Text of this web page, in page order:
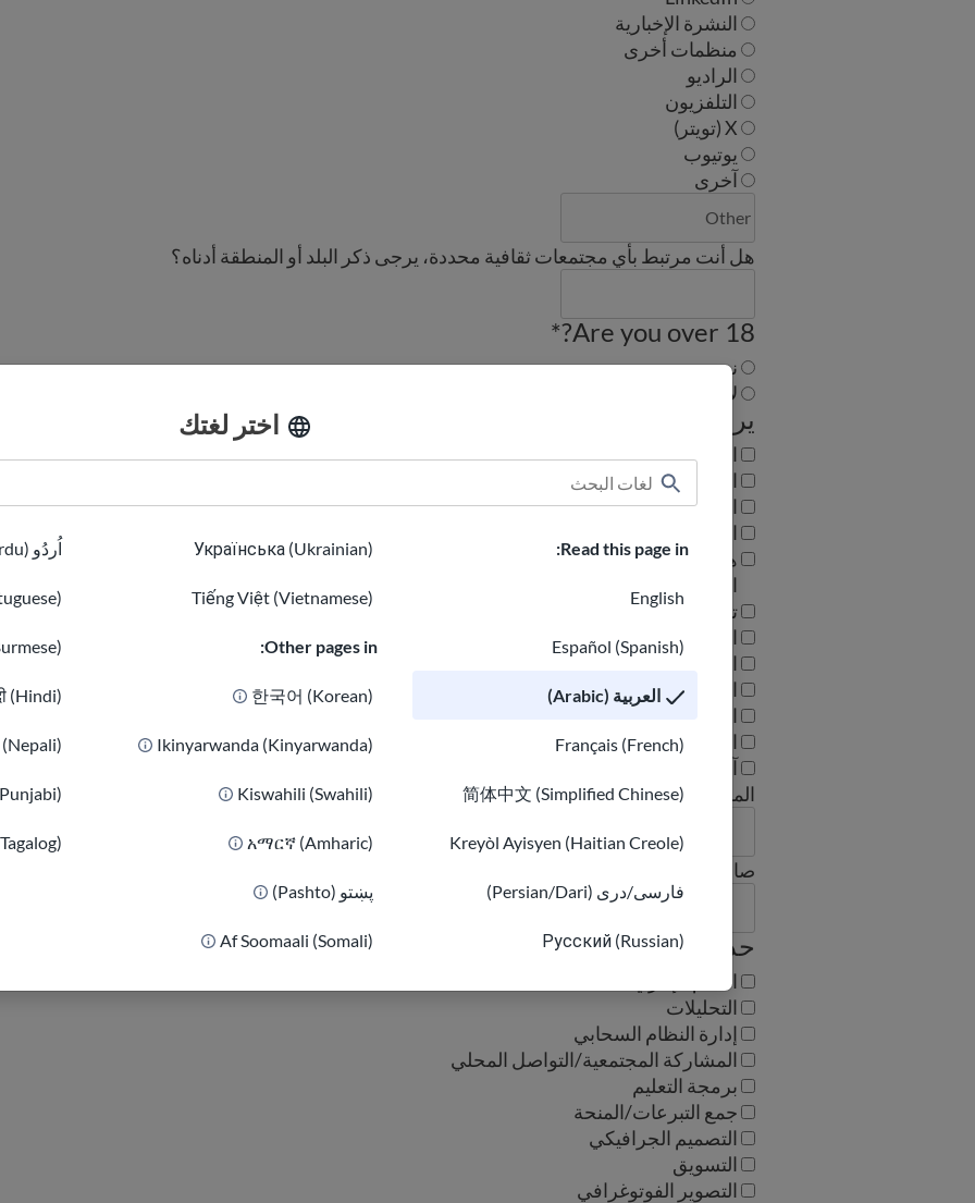
اختر لغتك
Read this page in:
English
Español (Spanish)
العربية (Arabic)
Français (French)
简体中文 (Simplified Chinese)
Kreyòl Ayisyen (Haitian Creole)
فارسی/دری (Persian/Dari)
Русский (Russian)
Українська (Ukrainian)
Tiếng Việt (Vietnamese)
Other pages in:
한국어 (Korean)
Ikinyarwanda (Kinyarwanda)
Kiswahili (Swahili)
አማርኛ (Amharic)
پښتو (Pashto)
Af Soomaali (Somali)
اُردُو (Urdu)
(Hindi)
(Nepali)
النشرة الإخبارية
منظمات أخرى
الراديو
التلفزيون
X (تويتر)
يوتيوب
آخرى
هل أنت مرتبط بأي مجتمعات ثقافية محددة، يرجى ذكر البلد أو المنطقة أدناه؟
Are you over 18?
*
نعم
لا
يرجى تحديد ما إذا كنت تتقن أياً من اللغات التالية (ضع علامة على كل ما
العربية
الصينية
الإنجليزية
الفرنسية
هايتي
الباش
تو
الفارسية/الدرعية الفارسية
الروسية
الأسبانية
الأوكرانية
الفيتنامية
آخرى
المسمى الوظيفي
صاحب العمل أو المدرسة
حدد المهارات التي يمكنك تقديمها USAHello
الدعم الإداري
التحليلات
إدارة النظام السحابي
المشاركة المجتمعية/التواصل المحلي
برمجة التعليم
جمع التبرعات/المنحة
التصميم الجرافيكي
التسويق
التصوير الفوتوغرافي